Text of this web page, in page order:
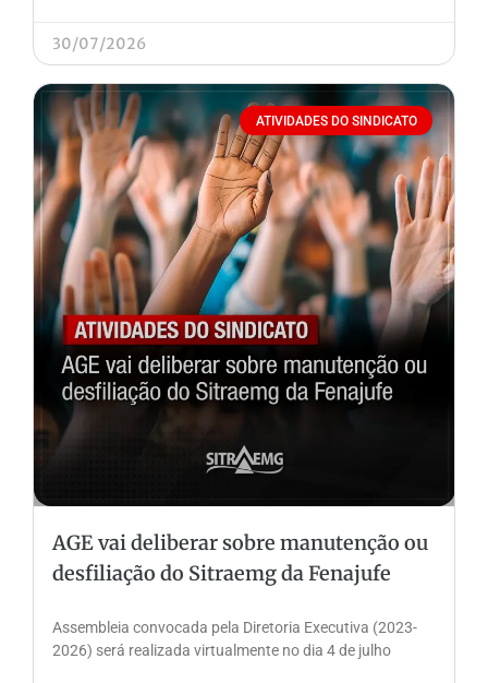
30/07/2026
ATIVIDADES DO SINDICATO
AGE vai deliberar sobre manutenção ou
desfiliação do Sitraemg da Fenajufe
Assembleia convocada pela Diretoria Executiva (2023-
2026) será realizada virtualmente no dia 4 de julho